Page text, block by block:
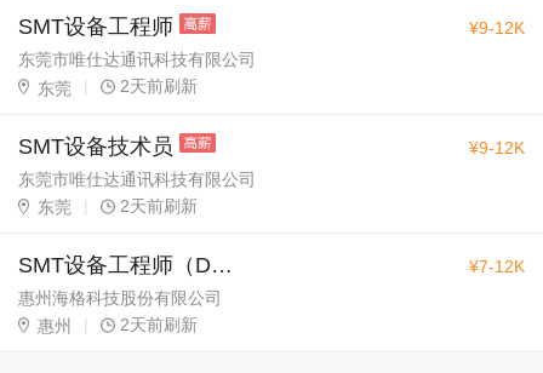
SMT设备工程师
东莞市唯仕达通讯科技有限公司
东莞
| 2天前刷新
¥9-12K
SMT设备技术员
东莞市唯仕达通讯科技有限公司
东莞
| 2天前刷新
¥9-12K
SMT设备工程师（D4事业部）
惠州海格科技股份有限公司
惠州
| 2天前刷新
¥7-12K